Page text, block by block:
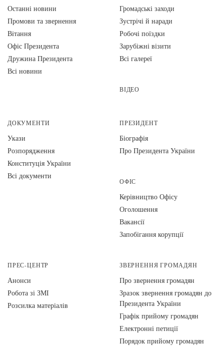
Останні новини
Промови та звернення
Вiтання
Офіс Президента
Дружина Президента
Всі новини
Громадські заходи
Зустрічі й наради
Робочі поїздки
Зарубіжні візити
Всі галереї
ВІДЕО
ДОКУМЕНТИ
Укази
Розпорядження
Конституція України
Всі документи
ПРЕЗИДЕНТ
Біографія
Про Президента України
ОФІС
Керівництво Офісу
Оголошення
Вакансії
Запобігання корупції
ПРЕС-ЦЕНТР
Анонси
Робота зі ЗМІ
Розсилка матеріалів
ЗВЕРНЕННЯ ГРОМАДЯН
Про звернення громадян
Зразок звернення громадян до
Президента України
Графік прийому громадян
Електронні петиції
Порядок прийому громадян